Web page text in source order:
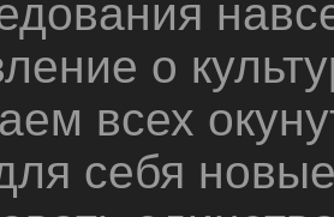
о
всех
себя